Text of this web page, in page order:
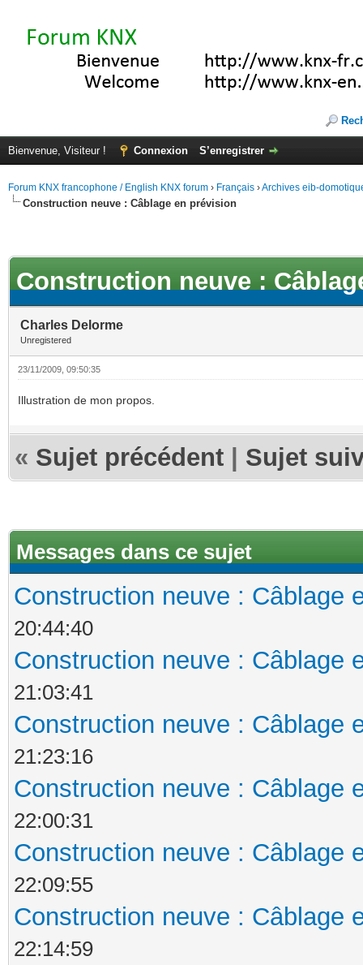
Bienvenue, Visiteur ! Connexion S’enregistrer
Forum KNX francophone / English KNX forum › Français ›Archives eib-
Construction neuve : Câblage en prévision
Construction neuve :
Charles Delorme
Unregistered
23/11/2009, 09:50:35
Illustration de mon propos.
« Sujet précédent Sujet
Messages dans ce sujet
Construction neuve : Câblage
20:44:40
Construction neuve : Câblage
21:03:41
Construction neuve : Câblage
21:23:16
Construction neuve : Câblage
22:00:31
Construction neuve : Câblage
22:09:55
Construction neuve : Câblage
22:14:59